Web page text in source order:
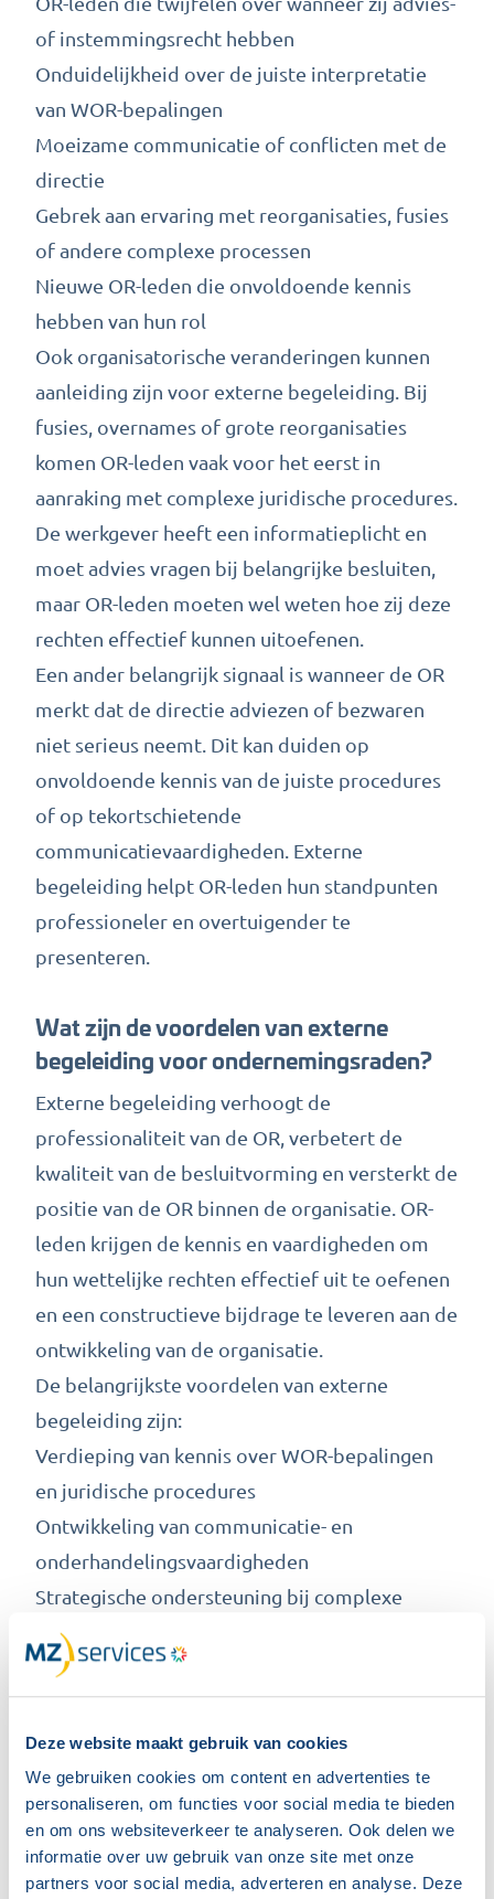
Deze website maakt gebruik van cookies
We gebruiken cookies om content en advertenties te
personaliseren, om functies voor social media te bieden
en om ons websiteverkeer te analyseren. Ook delen we
informatie over uw gebruik van onze site met onze
partners voor social media, adverteren en analyse. Deze
of instemmingsrecht hebben
Onduidelijkheid over de juiste interpretatie
van WOR-bepalingen
Moeizame communicatie of conflicten met de
directie
Gebrek aan ervaring met reorganisaties, fusies
of andere complexe processen
Nieuwe OR-leden die onvoldoende kennis
hebben van hun rol
Ook organisatorische veranderingen kunnen
aanleiding zijn voor externe begeleiding. Bij
fusies, overnames of grote reorganisaties
komen OR-leden vaak voor het eerst in
aanraking met complexe juridische procedures.
De werkgever heeft een informatieplicht en
moet advies vragen bij belangrijke besluiten,
maar OR-leden moeten wel weten hoe zij deze
rechten effectief kunnen uitoefenen.
Een ander belangrijk signaal is wanneer de OR
merkt dat de directie adviezen of bezwaren
niet serieus neemt. Dit kan duiden op
onvoldoende kennis van de juiste procedures
of op tekortschietende
communicatievaardigheden. Externe
begeleiding helpt OR-leden hun standpunten
professioneler en overtuigender te
presenteren.
Wat zijn de voordelen van externe
begeleiding voor ondernemingsraden?
Externe begeleiding verhoogt de
professionaliteit van de OR, verbetert de
kwaliteit van de besluitvorming en versterkt de
positie van de OR binnen de organisatie. OR-
leden krijgen de kennis en vaardigheden om
hun wettelijke rechten effectief uit te oefenen
en een constructieve bijdrage te leveren aan de
ontwikkeling van de organisatie.
De belangrijkste voordelen van externe
begeleiding zijn:
Verdieping van kennis over WOR-bepalingen
en juridische procedures
Ontwikkeling van communicatie- en
onderhandelingsvaardigheden
Strategische ondersteuning bij complexe
dossiers
Versterking van het zelfvertrouwen van OR-
leden
Verbetering van de samenwerking met de
directie
Door externe begeleiding kunnen OR-leden
hun adviesrecht en instemmingsrecht veel
effectiever inzetten. Ze leren bijvoorbeeld hoe